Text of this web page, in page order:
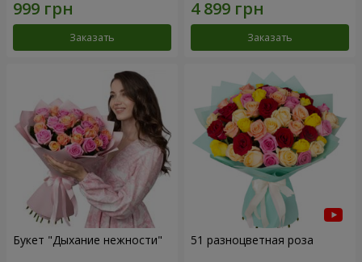
Заказать Заказать
Букет "Дыхание нежности" 51 разноцветная роза